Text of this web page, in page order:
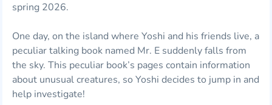
spring 2026.
One day, on the island where Yoshi and his friends live, a
peculiar talking book named Mr. E suddenly falls from
the sky. This peculiar book’s pages contain information
about unusual creatures, so Yoshi decides to jump in and
help investigate!